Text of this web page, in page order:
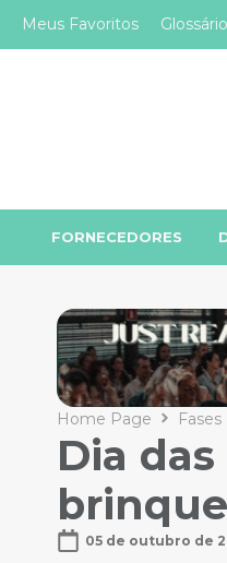
Meus Favoritos Glossário
FORNECEDORES
Home Page Fases
Dia
05 de outubro de